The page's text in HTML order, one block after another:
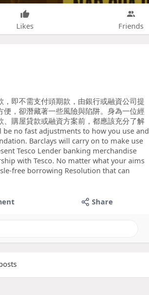
Likes Friends
即不需支付頭期款，由銀行或融資公司提
，卻潛藏著一些風險與陷阱。身為一位經
購屋貸款或融資方案前，都應該充分了解
be no fast adjustments to how you use and
Barclays will carry on to make use
Tesco Lender banking merchandise
with Tesco. No matter what your aims
free borrowing Resolution that can
Share